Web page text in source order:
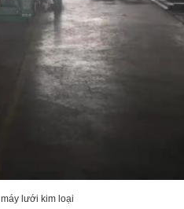
máy lưới kim loại